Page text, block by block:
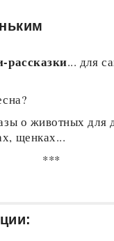
рассказки... для
о животных для
щенках...
***